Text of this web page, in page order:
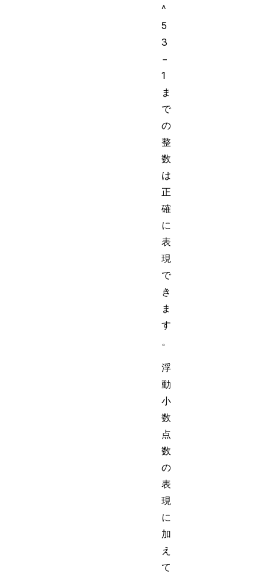
^
5
3
−
1
ま
で
の
整
数
は
正
確
に
表
現
で
き
ま
す
。
浮
動
小
数
点
数
の
表
現
に
加
え
て